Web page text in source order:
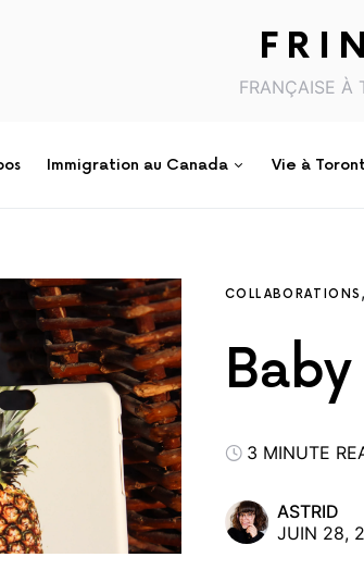
FRANÇAISE À
Immigration au Canada Vie à
COLLABORATIONS
3 MINUTE
ASTRID
JUIN 28,